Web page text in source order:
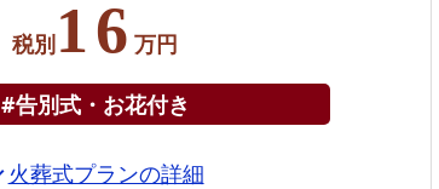
税別16 万円
#告別式・お花付き
火葬式プランの詳細